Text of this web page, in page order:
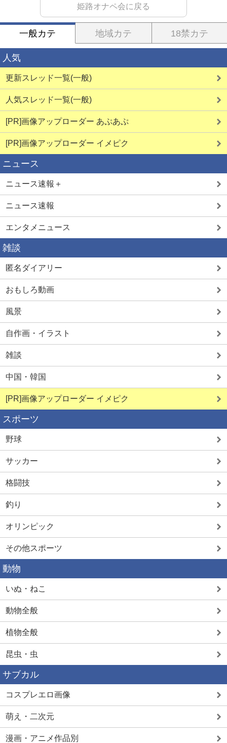
学生とヤレる
熟女とSEX
素人のマン凸
姫路オナペ会に戻る
一般カテ 地域カテ 18禁カテ
人気
更新スレッド一覧(一般)
人気スレッド一覧(一般)
[PR]画像アップローダー あぷあぷ
[PR]画像アップローダー イメピク
ニュース
ニュース速報＋
ニュース速報
エンタメニュース
雑談
匿名ダイアリー
おもしろ動画
風景
自作画・イラスト
雑談
中国・韓国
[PR]画像アップローダー イメピク
スポーツ
野球
サッカー
格闘技
釣り
オリンピック
その他スポーツ
動物
いぬ・ねこ
動物全般
植物全般
昆虫・虫
サブカル
コスプレエロ画像
萌え・二次元
漫画・アニメ作品別